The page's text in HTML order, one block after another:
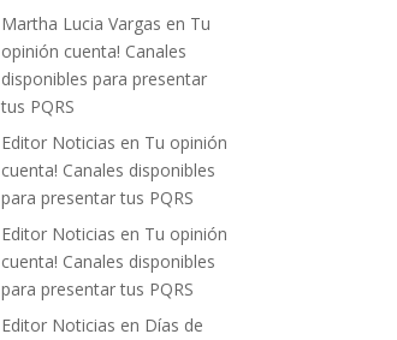
Martha Lucia Vargas en Tu
opinión cuenta! Canales
disponibles para presentar
tus PQRS
Editor Noticias en Tu opinión
cuenta! Canales disponibles
para presentar tus PQRS
Editor Noticias en Tu opinión
cuenta! Canales disponibles
para presentar tus PQRS
Editor Noticias en Días de